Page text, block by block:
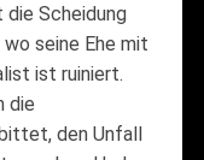
die Scheidung
seine Ehe mit
ist ruiniert.
die
den Unfall